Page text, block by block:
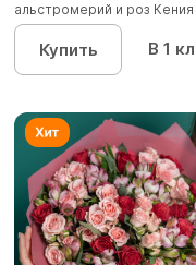
альстромерий и роз Кения
Купить В 1